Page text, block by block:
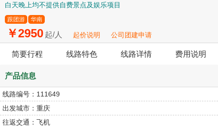
白天晚上均不提供自费景点及娱乐项目
跟团游 华南
￥2950 起/人 起价说明 公司团建申请
简要行程 线路特色 线路详情 费用说明
产品信息
线路编号： 111649
出发城市： 重庆
往返交通： 飞机